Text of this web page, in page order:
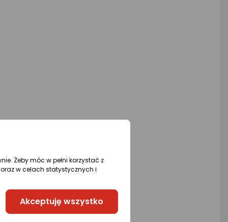
Żeby móc w pełni korzystać z
w celach statystycznych i
Akceptuję wszystko